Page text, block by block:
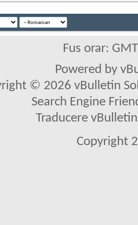
Fus orar:
Powered by
© 2026 vBulletin
Search Engine
Traducere
Copyright